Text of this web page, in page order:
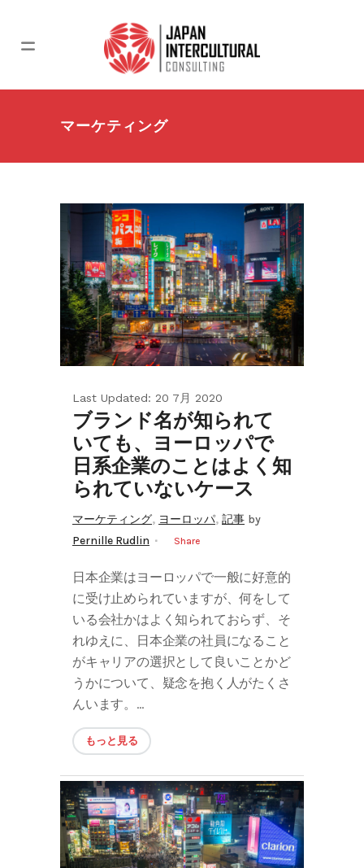
マーケティング
Last Updated: 20 7月 2020
ブランド名が知られて
いても、ヨーロッパで
日系企業のことはよく知
られていないケース
マーケティング, ヨーロッパ, 記事 by
Pernille Rudlin
Share
日本企業はヨーロッパで一般に好意的
に受け止められていますが、何をして
いる会社かはよく知られておらず、そ
れゆえに、日本企業の社員になること
がキャリアの選択として良いことかど
うかについて、疑念を抱く人がたくさ
んいます。...
もっと見る